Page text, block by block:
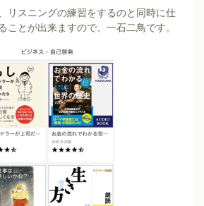
リスニングの練習をするのと同時に仕
ことが出来ますので、一石二鳥です。